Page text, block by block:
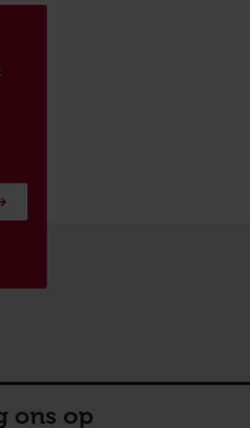
ons op